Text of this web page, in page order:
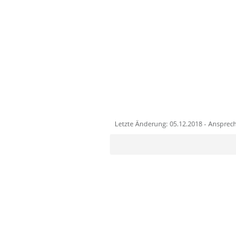
Letzte Änderung: 05.12.2018 -